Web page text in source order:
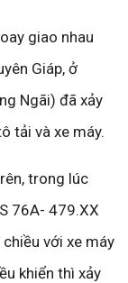
giao nhau
Giáp, ở
Ngãi) đã xảy
tải và xe máy.
trong lúc
76A- 479.XX
với xe máy
khiển thì xảy